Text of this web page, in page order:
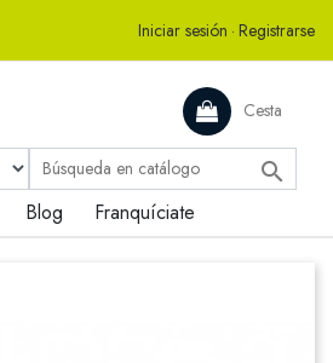
Iniciar sesión · Registrarse
Cesta

Blog Franquíciate